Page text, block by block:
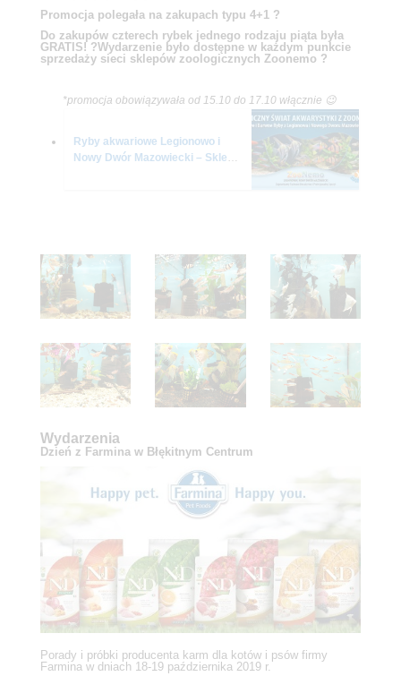
Promocja polegała na zakupach typu 4+1 ?
Do zakupów czterech rybek jednego rodzaju piąta była
GRATIS! ?Wydarzenie było dostępne w każdym punkcie
sprzedaży sieci sklepów zoologicznych Zoonemo ?
*promocja obowiązywała od 15.10 do 17.10 włącznie 😉
Ryby akwariowe Legionowo i
Nowy Dwór Mazowiecki – Sklep
Wydarzenia
Dzień z Farmina w Błękitnym Centrum
Porady i próbki producenta karm dla kotów i psów firmy
Farmina w dniach 18-19 października 2019 r.